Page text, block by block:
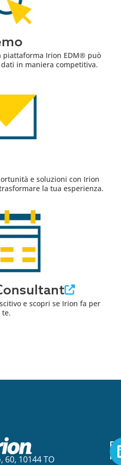
piattaforma Irion EDM® può
in maniera competitiva.
e soluzioni con Irion
la tua esperienza.
e scopri se Irion fa per
te.
60, 10144 TO